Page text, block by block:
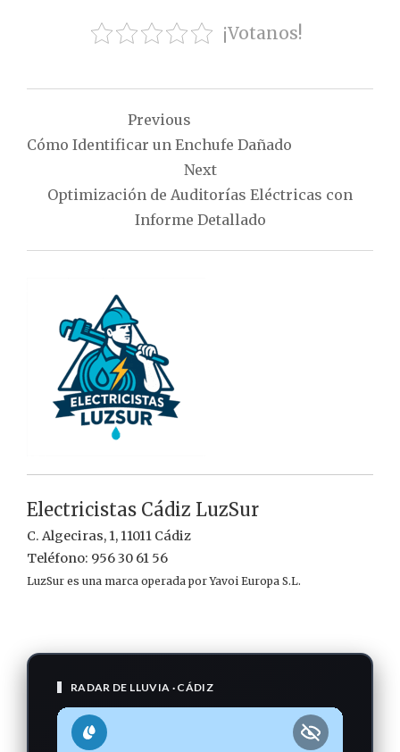
¡Votanos!
Navegación
de
Previous
Cómo Identificar un Enchufe Dañado
Next
Optimización de Auditorías Eléctricas con
Informe Detallado
Electricistas Cádiz LuzSur
C. Algeciras, 1, 11011 Cádiz
Teléfono: 956 30 61 56
LuzSur es una marca operada por Yavoi Europa S.L.
RADAR DE LLUVIA · CÁDIZ